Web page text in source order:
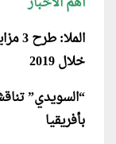
خلال 2019
“السويدي”
بأفريقيا